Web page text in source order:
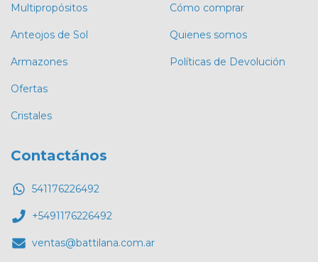
Multipropósitos
Anteojos de Sol
Armazones
Ofertas
Cristales
Cómo comprar
Quienes somos
Políticas de Devolución
Contactános
541176226492
+5491176226492
ventas@battilana.com.ar